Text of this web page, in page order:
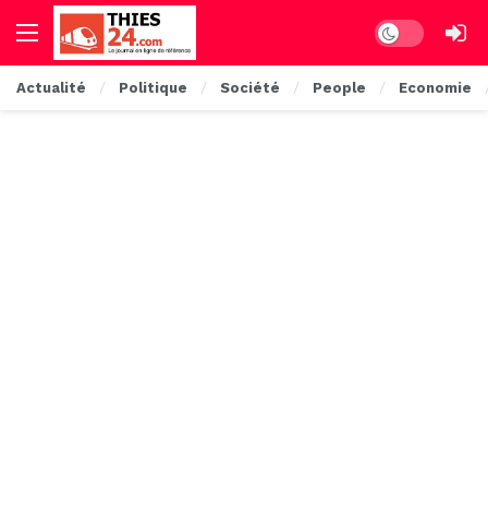
Dark mode
Actualité Politique Société People Economie